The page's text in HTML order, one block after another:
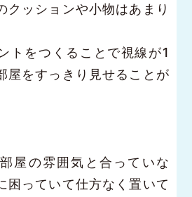
クッションや小物はあまり
トをつくることで視線が1
屋をすっきり見せることが
屋の雰囲気と合っていな
困っていて仕方なく置いて